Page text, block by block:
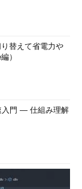
替えて省電力や
）
門 ― 仕組み理解